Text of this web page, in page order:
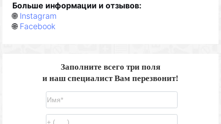
Больше информации и отзывов:
🌐 Instagram
🌐 Facebook
Заполните всего три поля
и наш специалист Вам перезвонит!